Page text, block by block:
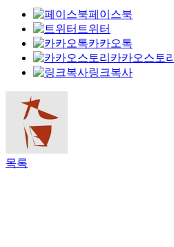
페이스북
트위터
카카오톡
카카오스토리
링크복사
목록